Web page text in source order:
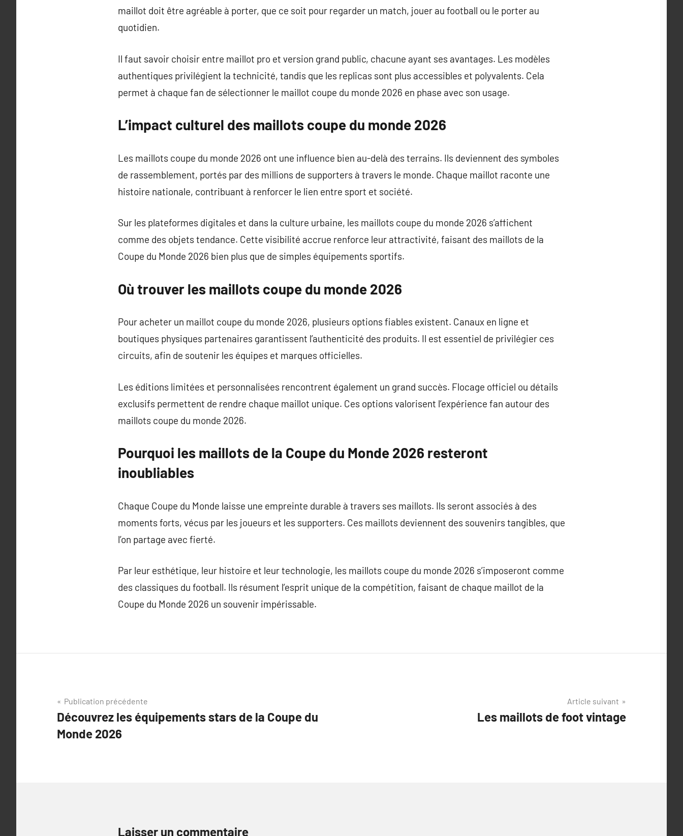
maillot doit être agréable à porter, que ce soit pour regarder un match, jouer au football ou le porter au
quotidien.
Il faut savoir choisir entre maillot pro et version grand public, chacune ayant ses avantages. Les modèles
authentiques privilégient la technicité, tandis que les replicas sont plus accessibles et polyvalents. Cela
permet à chaque fan de sélectionner le maillot coupe du monde 2026 en phase avec son usage.
L’impact culturel des maillots coupe du monde 2026
Les maillots coupe du monde 2026 ont une influence bien au-delà des terrains. Ils deviennent des symboles
de rassemblement, portés par des millions de supporters à travers le monde. Chaque maillot raconte une
histoire nationale, contribuant à renforcer le lien entre sport et société.
Sur les plateformes digitales et dans la culture urbaine, les maillots coupe du monde 2026 s’affichent
comme des objets tendance. Cette visibilité accrue renforce leur attractivité, faisant des maillots de la
Coupe du Monde 2026 bien plus que de simples équipements sportifs.
Où trouver les maillots coupe du monde 2026
Pour acheter un maillot coupe du monde 2026, plusieurs options fiables existent. Canaux en ligne et
boutiques physiques partenaires garantissent l’authenticité des produits. Il est essentiel de privilégier ces
circuits, afin de soutenir les équipes et marques officielles.
Les éditions limitées et personnalisées rencontrent également un grand succès. Flocage officiel ou détails
exclusifs permettent de rendre chaque maillot unique. Ces options valorisent l’expérience fan autour des
maillots coupe du monde 2026.
Pourquoi les maillots de la Coupe du Monde 2026 resteront
inoubliables
Chaque Coupe du Monde laisse une empreinte durable à travers ses maillots. Ils seront associés à des
moments forts, vécus par les joueurs et les supporters. Ces maillots deviennent des souvenirs tangibles, que
l’on partage avec fierté.
Par leur esthétique, leur histoire et leur technologie, les maillots coupe du monde 2026 s’imposeront comme
des classiques du football. Ils résument l’esprit unique de la compétition, faisant de chaque maillot de la
Coupe du Monde 2026 un souvenir impérissable.
Navigation
de
l’article
Publication précédente
Découvrez les équipements stars de la Coupe du
Monde 2026
Article suivant
Les maillots de foot vintage
Laisser un commentaire